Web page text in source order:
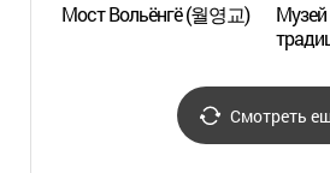
Мост Вольёнгё (월영교)
전통음
Смотреть